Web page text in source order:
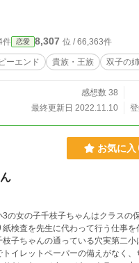
ったシェスティンにとって楽しい
かもしれません。 ☆現実世界にも似たよ
ますが全く関係がありません。 ☆まりぃべ
楽しんでいただけると嬉しいです。 ☆
て読んでいただけると幸いです。
件 恋愛 8,307 位 / 66,363件
ーエンド 貴族・王族 双子の
感想数 38
最終更新日 2022.11.10
お気に入
3の女の子千枝子ちゃんはクラスの
紙検査を先生に代わって行う仕事を
枝子ちゃんの通っている穴実第二
トイレットペーパーの備えがなく、